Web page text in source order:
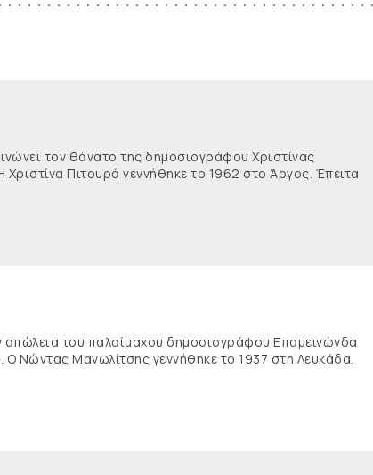
τον θάνατο της δημοσιογράφου Χριστίνας
Πιτουρά γεννήθηκε το 1962 στο Άργος. Έπειτα
απώλεια του παλαίμαχου δημοσιογράφου Επαμεινώνδα
Νώντας Μανωλίτσης γεννήθηκε το 1937 στη Λευκάδα.